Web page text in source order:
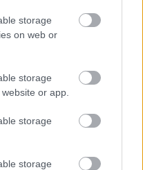
storage
on web or
storage
or app.
storage
storage